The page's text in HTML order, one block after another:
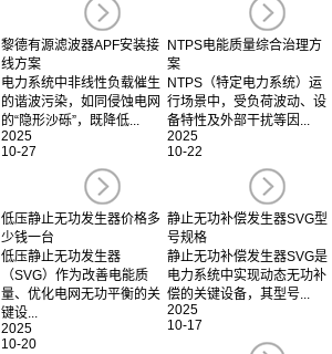
黎德有源滤波器APF安装接
线方案
电力系统中非线性负载催生
的谐波污染，如同侵蚀电网
的“隐形沙砾”，既降低...
2025
10-27
NTPS电能质量综合治理方
案
NTPS（特定电力系统）运
行场景中，受负荷波动、设
备特性及外部干扰等因...
2025
10-22
低压静止无功发生器价格多
少钱一台
低压静止无功发生器
（SVG）作为改善电能质
量、优化电网无功平衡的关
键设...
2025
10-20
静止无功补偿发生器SVG型
号规格
静止无功补偿发生器SVG是
电力系统中实现动态无功补
偿的关键设备，其型号...
2025
10-17